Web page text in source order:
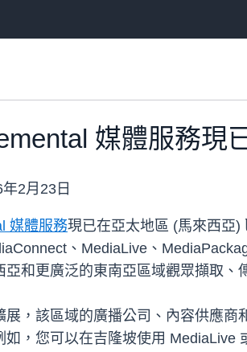
媒體服務現
2月23日
媒體服務現已在亞太地區 (馬來西亞
、MediaLive、
亞和更廣泛的東南亞區域觀眾擷取、
展，該區域的廣播公司、內容供應
如，您可以在吉隆坡使用